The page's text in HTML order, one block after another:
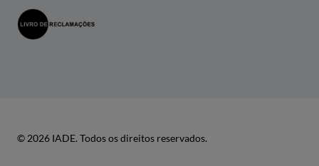
© 2026 IADE. Todos os direitos reservados.